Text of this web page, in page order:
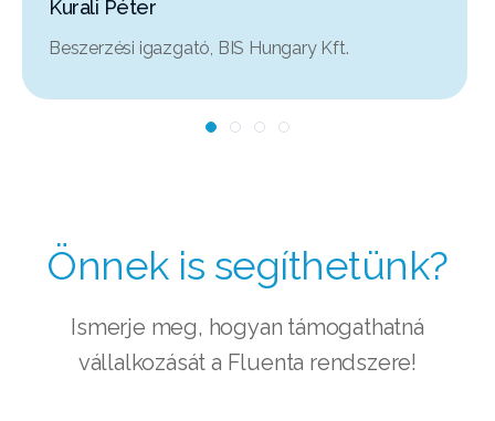
Kurali Péter
Beszerzési igazgató, BIS Hungary Kft.
Önnek is segíthetünk?
Ismerje meg, hogyan támogathatná
vállalkozását a Fluenta rendszere!